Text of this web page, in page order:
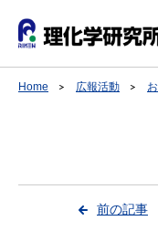
Home 広報活動
前の記事